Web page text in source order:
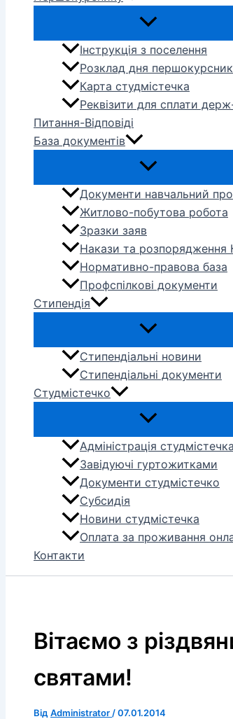
Інструкція з поселення
Розклад дня
Карта студмістечка
Реквізити для сплати
Питання-Відповіді
База документів
Документи навчальний
Житлово-побутова робота
Зразки заяв
Накази та розпорядження
Нормативно-правова база
Профспілкові документи
Стипендія
Стипендіальні новини
Стипендіальні документи
Студмістечко
Адміністрація студмістечка
Завідуючі гуртожитками
Документи студмістечко
Субсидія
Новини студмістечка
Оплата за проживання
Контакти
Вітаємо з
святами!
Від Administrator /07.01.2014